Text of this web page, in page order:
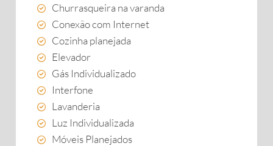
Churrasqueira na varanda
Conexão com Internet
Cozinha planejada
Elevador
Gás Individualizado
Interfone
Lavanderia
Luz Individualizada
Móveis Planejados